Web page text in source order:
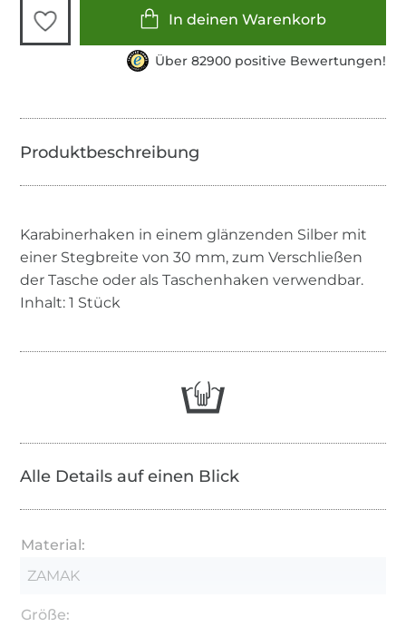
In deinen Warenkorb
Über 82900 positive Bewertungen!
Karabinerhaken in einem glänzenden Silber mit
einer Stegbreite von 30 mm, zum Verschließen
der Tasche oder als Taschenhaken verwendbar.
Inhalt: 1 Stück
Alle Details auf einen Blick
Material:
ZAMAK
Größe: